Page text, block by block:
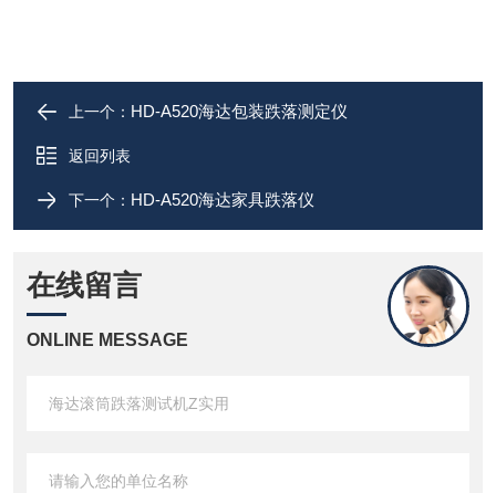
上一个： HD-A520海达包装跌落测定仪
返回列表
下一个： HD-A520海达家具跌落仪
在线留言
ONLINE MESSAGE